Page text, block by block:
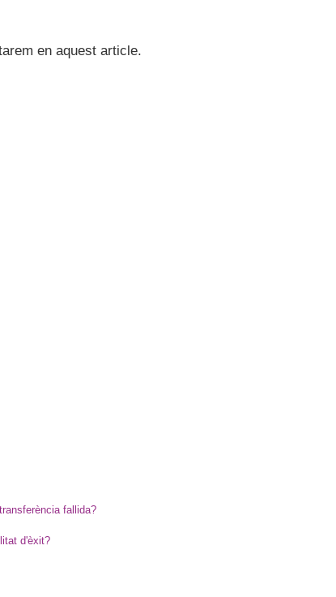
en aquest article.
fallida?
d'èxit?